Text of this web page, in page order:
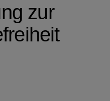
zur